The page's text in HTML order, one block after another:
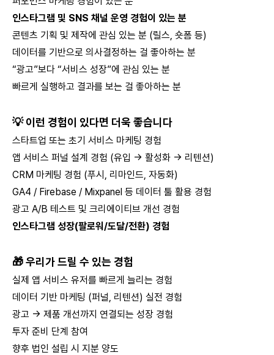
인스타그램 및 SNS 채널 운영 경험이 있는 분
콘텐츠 기획 및 제작에 관심 있는 분 (릴스, 숏폼 등)
데이터를 기반으로 의사결정하는 걸 좋아하는 분
“광고”보다 “서비스 성장”에 관심 있는 분
빠르게 실행하고 결과를 보는 걸 좋아하는 분
💡 이런 경험이 있다면 더욱 좋습니다
스타트업 또는 초기 서비스 마케팅 경험
앱 서비스 퍼널 설계 경험 (유입 → 활성화 → 리텐션)
CRM 마케팅 경험 (푸시, 리마인드, 자동화)
GA4 / Firebase / Mixpanel 등 데이터 툴 활용 경험
광고 A/B 테스트 및 크리에이티브 개선 경험
인스타그램 성장(팔로워/도달/전환) 경험
🎁 우리가 드릴 수 있는 경험
실제 앱 서비스 유저를 빠르게 늘리는 경험
데이터 기반 마케팅 (퍼널, 리텐션) 실전 경험
광고 → 제품 개선까지 연결되는 성장 경험
투자 준비 단계 참여
향후 법인 설립 시 지분 양도